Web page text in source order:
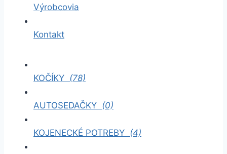
Výrobcovia
Kontakt
KOČÍKY (78)
AUTOSEDAČKY (0)
KOJENECKÉ POTREBY (4)